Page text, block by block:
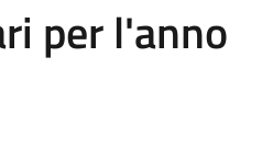
per l'anno